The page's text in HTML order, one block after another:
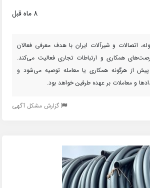
8 ماه قبل
اتصالات و شیرآلات ایران با هدف معرفی فعالان
همکاری و ارتباطات تجاری فعالیت می‌کند.
پیش از هرگونه همکاری یا معامله توصیه می‌شود و
و معاملات بر عهده طرفین خواهد بود.
گزارش مشکل آگهی